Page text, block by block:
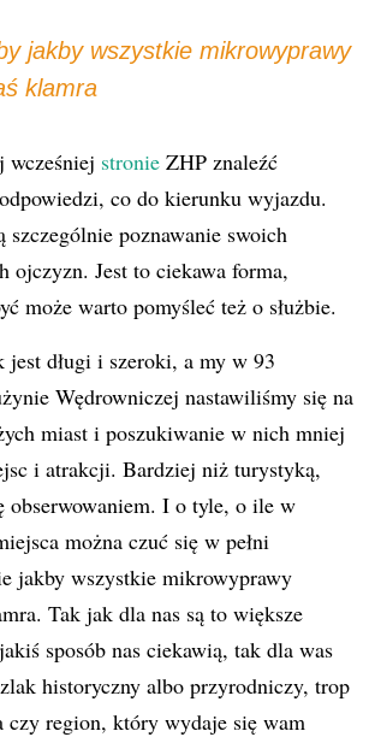
jakby wszystkie mikrowyprawy
klamra
wcześniej stronie ZHP znaleźć
co do kierunku wyjazdu.
szczególnie poznawanie swoich
ojczyzn. Jest to ciekawa forma,
może warto pomyśleć też o służbie.
jest długi i szeroki, a my w 93
Wędrowniczej nastawiliśmy się na
miast i poszukiwanie w nich mniej
i atrakcji. Bardziej niż turystyką,
obserwowaniem. I o tyle, o ile w
można czuć się w pełni
jakby wszystkie mikrowyprawy
Tak jak dla nas są to większe
sposób nas ciekawią, tak dla was
historyczny albo przyrodniczy, trop
czy region, który wydaje się wam